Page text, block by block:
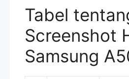
Tabel
Screenshot
Samsung